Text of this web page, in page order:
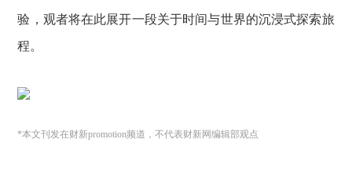
验，观者将在此展开一段关于时间与世界的沉浸式探索旅
程。
*本文刊发在财新promotion频道，不代表财新网编辑部观点